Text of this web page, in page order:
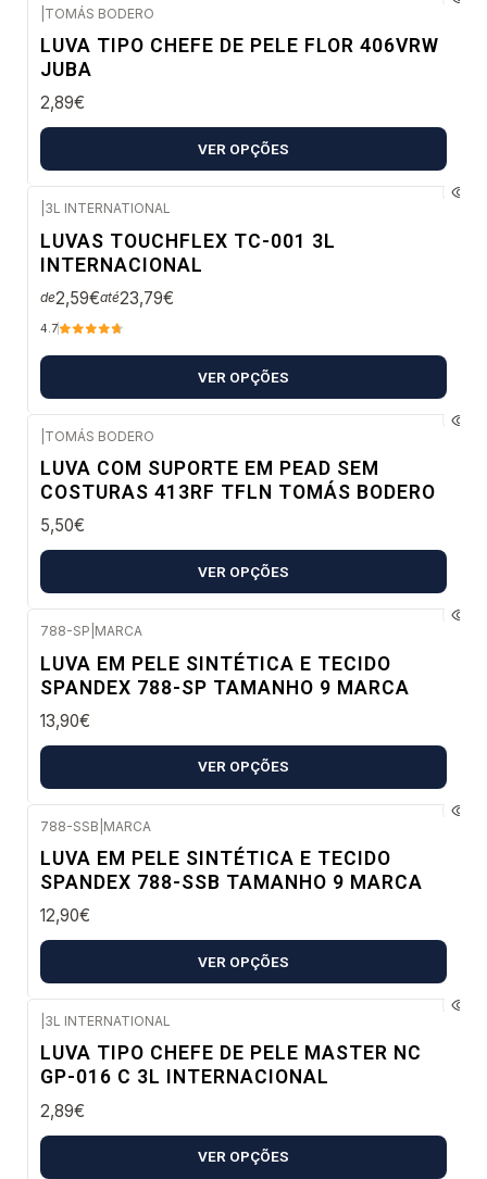
TOMÁS BODERO
LUVA TIPO CHEFE DE PELE FLOR 406VRW
JUBA
2,89€
VER OPÇÕES
3L INTERNATIONAL
LUVAS TOUCHFLEX TC-001 3L
INTERNACIONAL
de2,59€até23,79€
4.7
VER OPÇÕES
TOMÁS BODERO
LUVA COM SUPORTE EM PEAD SEM
COSTURAS 413RF TFLN TOMÁS BODERO
5,50€
VER OPÇÕES
788-SP MARCA
LUVA EM PELE SINTÉTICA E TECIDO
SPANDEX 788-SP TAMANHO 9 MARCA
13,90€
VER OPÇÕES
788-SSB MARCA
LUVA EM PELE SINTÉTICA E TECIDO
SPANDEX 788-SSB TAMANHO 9 MARCA
12,90€
VER OPÇÕES
3L INTERNATIONAL
LUVA TIPO CHEFE DE PELE MASTER NC
GP-016 C 3L INTERNACIONAL
2,89€
VER OPÇÕES